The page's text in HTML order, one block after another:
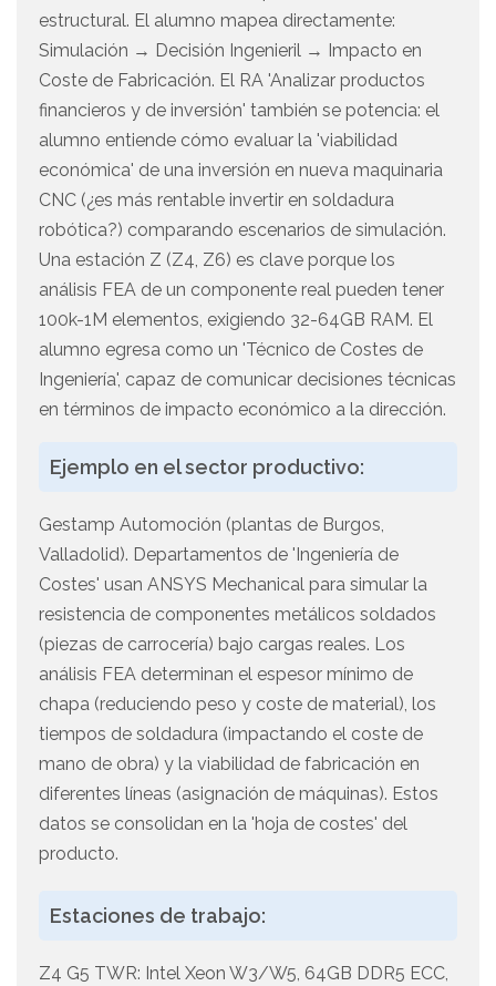
estructural. El alumno mapea directamente:
Simulación → Decisión Ingenieril → Impacto en
Coste de Fabricación. El RA 'Analizar productos
financieros y de inversión' también se potencia: el
alumno entiende cómo evaluar la 'viabilidad
económica' de una inversión en nueva maquinaria
CNC (¿es más rentable invertir en soldadura
robótica?) comparando escenarios de simulación.
Una estación Z (Z4, Z6) es clave porque los
análisis FEA de un componente real pueden tener
100k-1M elementos, exigiendo 32-64GB RAM. El
alumno egresa como un 'Técnico de Costes de
Ingeniería', capaz de comunicar decisiones técnicas
en términos de impacto económico a la dirección.
Ejemplo en el sector productivo:
Gestamp Automoción (plantas de Burgos,
Valladolid). Departamentos de 'Ingeniería de
Costes' usan ANSYS Mechanical para simular la
resistencia de componentes metálicos soldados
(piezas de carrocería) bajo cargas reales. Los
análisis FEA determinan el espesor mínimo de
chapa (reduciendo peso y coste de material), los
tiempos de soldadura (impactando el coste de
mano de obra) y la viabilidad de fabricación en
diferentes líneas (asignación de máquinas). Estos
datos se consolidan en la 'hoja de costes' del
producto.
Estaciones de trabajo:
Z4 G5 TWR: Intel Xeon W3/W5, 64GB DDR5 ECC,